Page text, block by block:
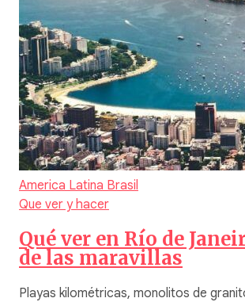
America Latina Brasil
Que ver y hacer
Qué ver en Río de
de las maravillas
Playas kilométricas, monolitos de